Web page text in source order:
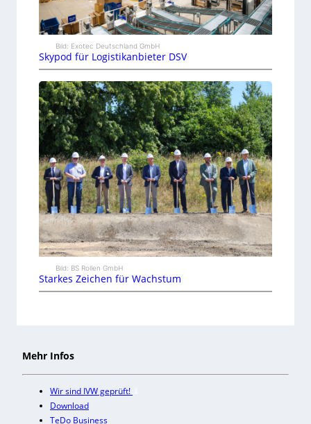
Bild: Exotec Deutschland GmbH
Skypod für Logistikanbieter DSV
Bild: BS Rollen GmbH
Starkes Zeichen für Wachstum
Mehr Infos
Wir sind IVW geprüft!
Download
TeDo Business